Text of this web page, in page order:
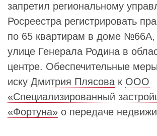
запретил региональному
Росреестра регистрировать
по 65 квартирам в доме №66А,
улице Генерала Родина в
центре. Обеспечительные
иску Дмитрия Плясова к ООО
«Специализированный
«Фортуна» о передаче